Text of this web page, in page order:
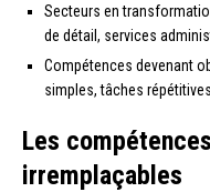
Secteurs en
de détail, services
Compétences devenant
simples, tâches
Les
irremplaçables